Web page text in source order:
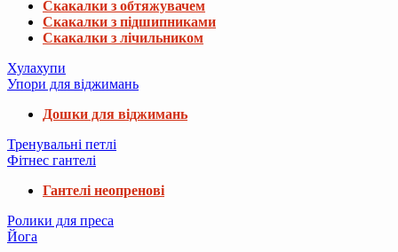
Скакалки з обтяжувачем
Скакалки з підшипниками
Скакалки з лічильником
Хулахупи
Упори для віджимань
Дошки для віджимань
Тренувальні петлі
Фітнес гантелі
Гантелі неопренові
Ролики для преса
Йога